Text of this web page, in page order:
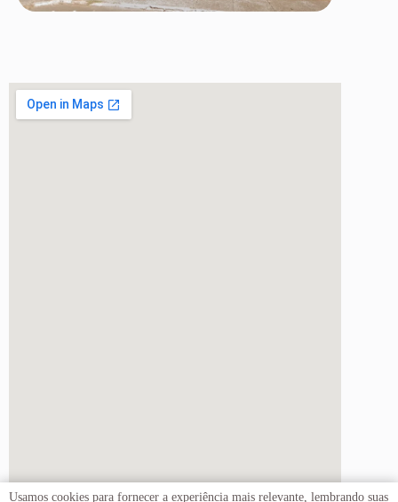
Usamos cookies para fornecer a experiência mais relevante, lembrando suas